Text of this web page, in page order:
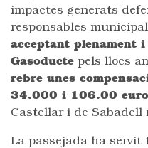
impactes generats
responsables
acceptant plenament
Gasoducte pels llocs
rebre unes
34.000 i 106.00
Castellar i de Sabadell
La passejada ha servit